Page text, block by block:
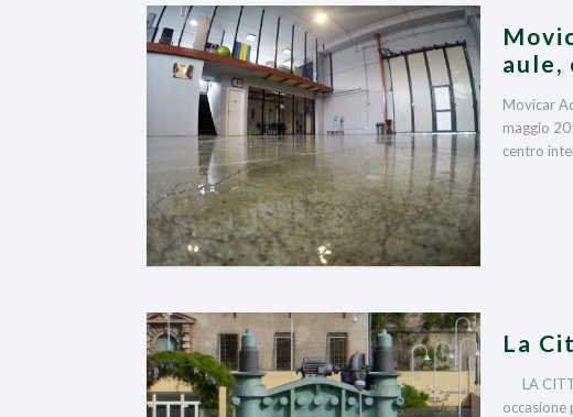
aule,
Movicar
maggio
centro
La
LA
occasione